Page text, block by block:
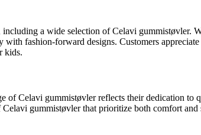
a wide selection of Celavi gummistøvler.
fashion-forward designs. Customers
kids.
of Celavi gummistøvler reflects their dedication
gummistøvler that prioritize both comfort